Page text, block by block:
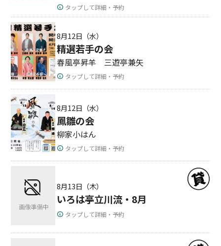
タップして詳細・予約
8月12日（水）
精選若手の会
春風亭昇羊 三遊亭兼矢
タップして詳細・予約
8月12日（水）
鳳雛の会
柳家小はん
タップして詳細・予約
8月13日（木）
いろは亭立川流・8月
タップして詳細・予約